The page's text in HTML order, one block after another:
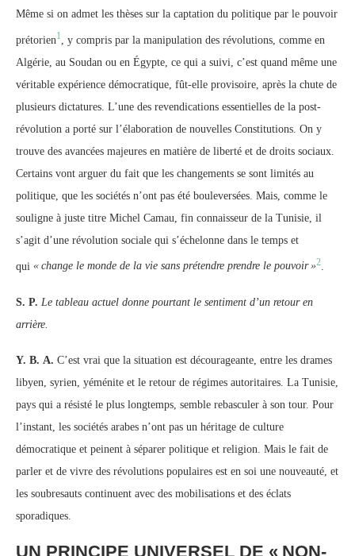
Même si on admet les thèses sur la captation du politique par le pouvoir
prétorien1
, y compris par la manipulation des révolutions, comme en
Algérie, au Soudan ou en Égypte, ce qui a suivi, c’est quand même une
véritable expérience démocratique, fût-elle provisoire, après la chute de
plusieurs dictatures. L’une des revendications essentielles de la post-
révolution a porté sur l’élaboration de nouvelles Constitutions. On y
trouve des avancées majeures en matière de liberté et de droits sociaux.
Certains vont arguer du fait que les changements se sont limités au
politique, que les sociétés n’ont pas été bouleversées. Mais, comme le
souligne à juste titre Michel Camau, fin connaisseur de la Tunisie, il
s’agit d’une révolution sociale qui s’échelonne dans le temps et
qui « change le monde de la vie sans prétendre prendre le pouvoir »2
S. P. Le tableau actuel donne pourtant le sentiment d’un retour en
arrière.
Y. B. A. C’est vrai que la situation est décourageante, entre les drames
libyen, syrien, yéménite et le retour de régimes autoritaires. La Tunisie,
pays qui a résisté le plus longtemps, semble rebasculer à son tour. Pour
l’instant, les sociétés arabes n’ont pas un héritage de culture
démocratique et peinent à séparer politique et religion. Mais le fait de
parler et de vivre des révolutions populaires est en soi une nouveauté, et
les soubresauts continuent avec des mobilisations et des éclats
sporadiques.
UN PRINCIPE UNIVERSEL DE « NON-